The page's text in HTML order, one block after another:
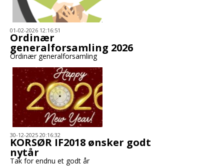
01-02-2026 12:16:51
Ordinær
generalforsamling 2026
Ordinær generalforsamling
30-12-2025 20:16:32
KORSØR IF2018 ønsker godt
nytår
Tak for endnu et godt år